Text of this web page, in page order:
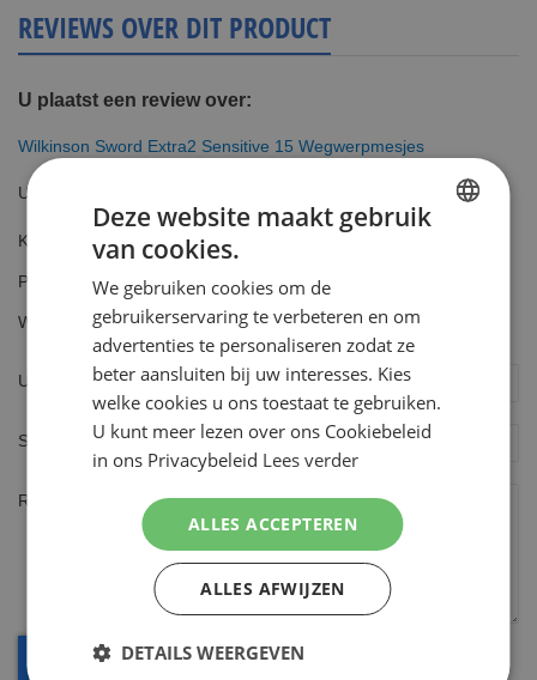
REVIEWS OVER DIT PRODUCT
U plaatst een review over:
Wilkinson Sword Extra2 Sensitive 15 Wegwerpmesjes
Uw waardering
Kwaliteit
1
star
2
stars
3
stars
4
stars
5
stars
Prijs
1
star
2
stars
3
stars
4
stars
5
stars
Waarde
1
star
2
stars
3
stars
4
stars
5
stars
Uw naam
Samenvatting
Review
Deze website maakt gebruik
van cookies.
We gebruiken cookies om de
gebruikerservaring te verbeteren en om
advertenties te personaliseren zodat ze
beter aansluiten bij uw interesses. Kies
welke cookies u ons toestaat te gebruiken.
U kunt meer lezen over ons Cookiebeleid
in ons Privacybeleid Lees verder
ALLES ACCEPTEREN
ALLES AFWIJZEN
DETAILS WEERGEVEN